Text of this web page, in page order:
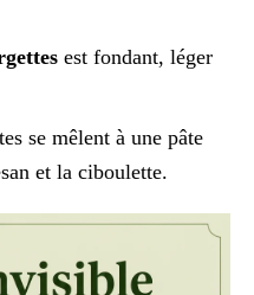
est fondant, léger
se mêlent à une pâte
et la ciboulette.